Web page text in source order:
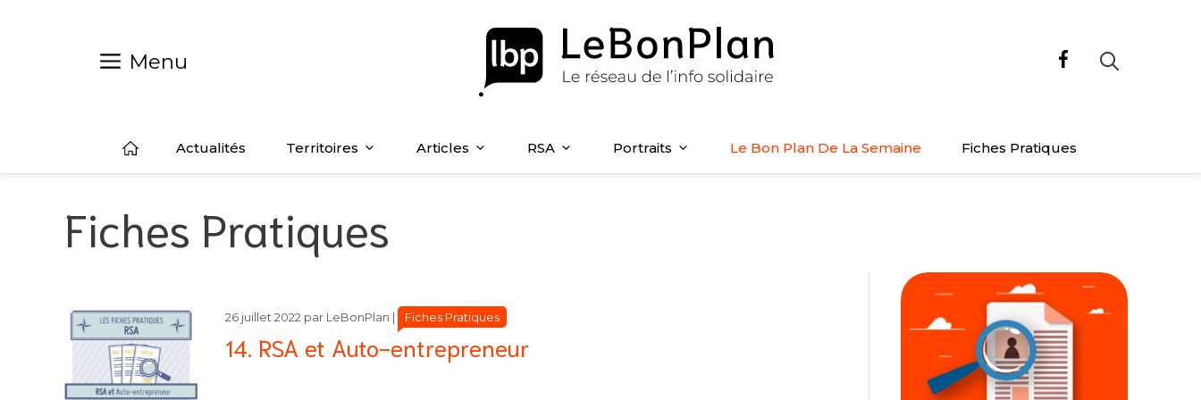
Menu
Actualités Territoires Articles RSA Portraits Le Bon Plan De La Semaine Fiches Pratiques
Fiches Pratiques
14. RSA et Auto-entrepreneur
26 juillet 2022 par LeBonPlan Catégories
Catégories
Fiches Pratiques